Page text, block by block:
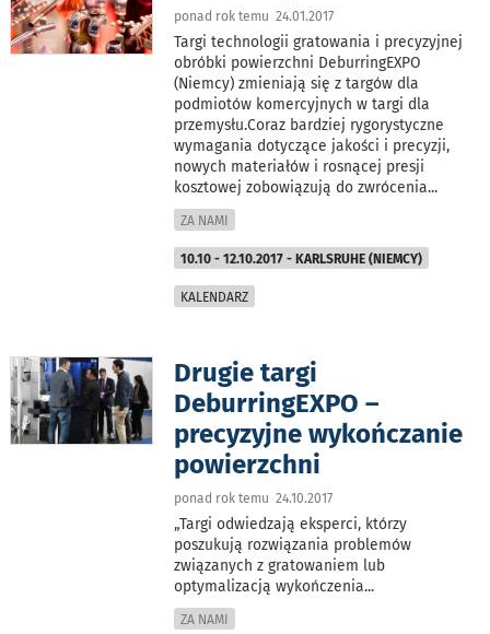
ponad rok temu 24.01.2017
Targi technologii gratowania i precyzyjnej
obróbki powierzchni DeburringEXPO
(Niemcy) zmieniają się z targów dla
podmiotów komercyjnych w targi dla
przemysłu.Coraz bardziej rygorystyczne
wymagania dotyczące jakości i precyzji,
nowych materiałów i rosnącej presji
kosztowej zobowiązują do zwrócenia...
ZA NAMI
10.10 - 12.10.2017 - KARLSRUHE (NIEMCY)
KALENDARZ
Drugie targi
DeburringEXPO –
precyzyjne wykończanie
powierzchni
ponad rok temu 24.10.2017
„Targi odwiedzają eksperci, którzy
poszukują rozwiązania problemów
związanych z gratowaniem lub
optymalizacją wykończenia...
ZA NAMI